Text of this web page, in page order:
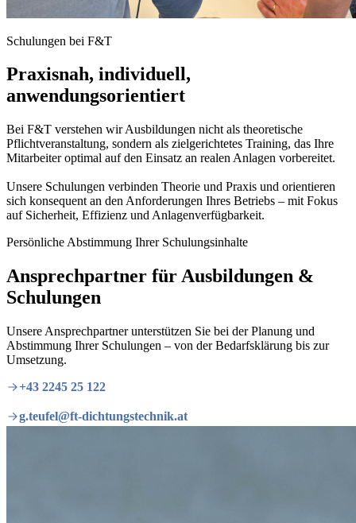
Schulungen bei F&T
Praxisnah, individuell,
anwendungsorientiert
Bei F&T verstehen wir Ausbildungen nicht als theoretische
Pflichtveranstaltung, sondern als zielgerichtetes Training, das Ihre
Mitarbeiter optimal auf den Einsatz an realen Anlagen vorbereitet.
Unsere Schulungen verbinden Theorie und Praxis und orientieren
sich konsequent an den Anforderungen Ihres Betriebs – mit Fokus
auf Sicherheit, Effizienz und Anlagenverfügbarkeit.
Persönliche Abstimmung Ihrer Schulungsinhalte
Ansprechpartner für Ausbildungen &
Schulungen
Unsere Ansprechpartner unterstützen Sie bei der Planung und
Abstimmung Ihrer Schulungen – von der Bedarfsklärung bis zur
Umsetzung.
+43 2245 25 122
g.teufel@ft-dichtungstechnik.at